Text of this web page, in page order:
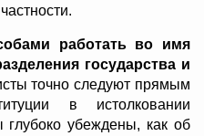
работать во имя
государства и
точно следуют прямым
в истолковании
убеждены, как об